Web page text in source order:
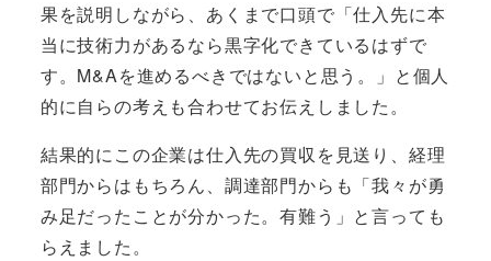
果を説明しながら、あくまで口頭で「仕入先に本
当に技術力があるなら黒字化できているはずで
す。M&Aを進めるべきではないと思う。」と個人
的に自らの考えも合わせてお伝えしました。
結果的にこの企業は仕入先の買収を見送り、経理
部門からはもちろん、調達部門からも「我々が勇
み足だったことが分かった。有難う」と言っても
らえました。